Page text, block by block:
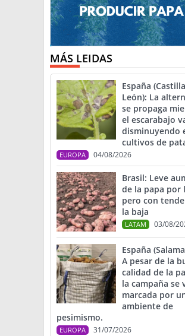
MÁS LEIDAS
España
León): La
se propaga
el escarabajo
disminuyendo
cultivos de
EUROPA 04/08/2026
Brasil: Leve
de la papa por
pero con
la baja
LATAM 03/08/
España
A pesar de la
calidad de la
la campaña se
marcada por
ambiente de
pesimismo.
EUROPA 31/07/2026